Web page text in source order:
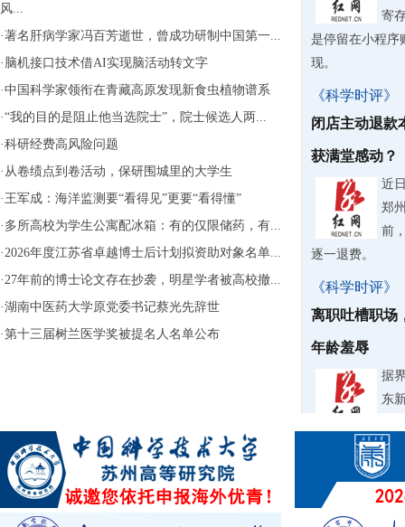
风...
·著名肝病学家冯百芳逝世，曾成功研制中国第一...
· 脑机接口技术借AI实现脑活动转文字
·中国科学家领衔在青藏高原发现新食虫植物谱系
·“我的目的是阻止他当选院士”，院士候选人两...
·科研经费高风险问题
· 从卷绩点到卷活动，保研围城里的大学生
· 王军成：海洋监测要“看得见”更要“看得懂”
· 多所高校为学生公寓配冰箱：有的仅限储药，有...
·2026年度江苏省卓越博士后计划拟资助对象名单...
·27年前的博士论文存在抄袭，明星学者被高校撤...
·湖南中医药大学原党委书记蔡光先辞世
·第十三届树兰医学奖被提名人名单公布
寄
是停留在小程序
现。
《科学时评》
闭店主动退款
获满堂感动？
近
郑
前
逐一退费。
《科学时评》
离职吐槽职场
年龄羞辱
据
东
《科学时评》
微过重罚要